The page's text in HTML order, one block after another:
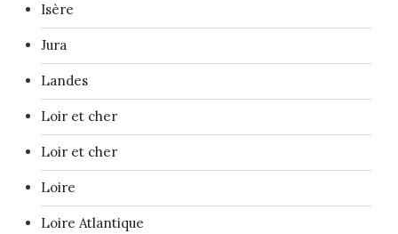
Isère
Jura
Landes
Loir et cher
Loir et cher
Loire
Loire Atlantique